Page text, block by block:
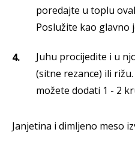
poredajte u toplu
Poslužite kao glavno
Juhu procijedite i u
(sitne rezance) ili
možete dodati 1 - 2
Janjetina i dimljeno meso